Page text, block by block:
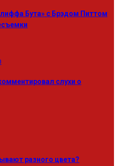
Бута» с Брэдом Питтом
слухи о
разного цвета?